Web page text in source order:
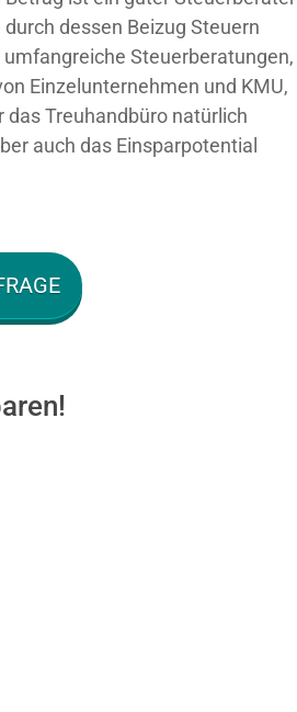
dessen Beizug Steuern
Steuerberatungen,
Einzelunternehmen und KMU,
das Treuhandbüro natürlich
auch das Einsparpotential